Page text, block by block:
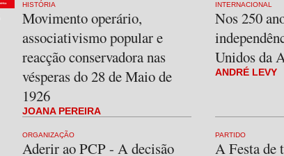
HISTÓRIA
Movimento operário,
associativismo popular e
reacção conservadora nas
vésperas do 28 de Maio de
1926
JOANA PEREIRA
INTERNACIONAL
Nos 250
Unidos da
ANDRÉ LEVY
ORGANIZAÇÃO
Aderir ao PCP - A decisão
PARTIDO
A Festa de